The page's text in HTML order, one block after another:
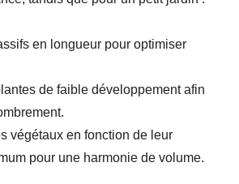
en longueur pour optimiser
de faible développement afin
végétaux en fonction de leur
pour une harmonie de volume.